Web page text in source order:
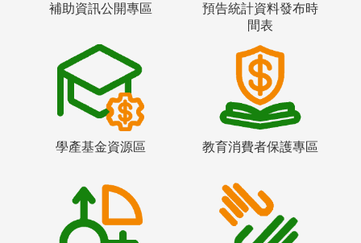
補助資訊公開專區
預告統計資料發布時
間表
學產基金資源區 教育消費者保護專區